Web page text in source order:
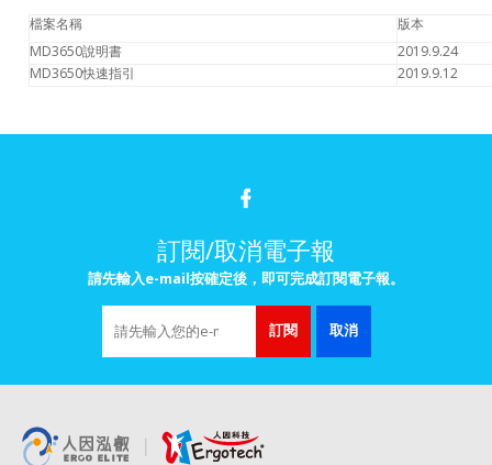
檔案名稱
版本
MD3650說明書
2019.9.24
MD3650快速指引
2019.9.12
訂閱/取消電子報
請先輸入e-mail按確定後，即可完成訂閱電子報。
訂閱 取消